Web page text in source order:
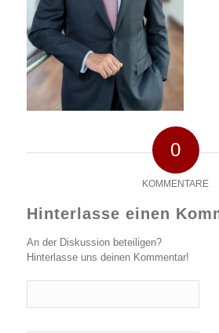
0
KOMMENTARE
Hinterlasse einen
An der Diskussion beteiligen?
Hinterlasse uns deinen Kommentar!